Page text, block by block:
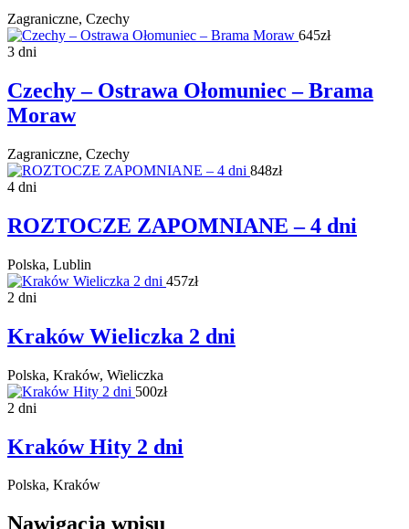
Zagraniczne, Czechy
645zł
3 dni
Czechy – Ostrawa Ołomuniec – Brama
Moraw
Zagraniczne, Czechy
848zł
4 dni
ROZTOCZE ZAPOMNIANE – 4 dni
Polska, Lublin
457zł
2 dni
Kraków Wieliczka 2 dni
Polska, Kraków, Wieliczka
500zł
2 dni
Kraków Hity 2 dni
Polska, Kraków
Nawigacja wpisu